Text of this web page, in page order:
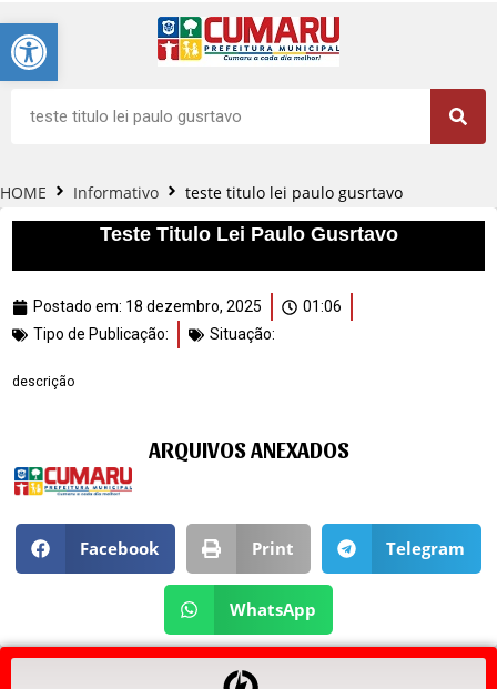
Barra de Ferramentas Aberta
HOME Informativo teste titulo lei paulo gusrtavo
Teste Titulo Lei Paulo Gusrtavo
Postado em: 18 dezembro, 2025
01:06
Tipo de Publicação:
Situação:
descrição
ARQUIVOS ANEXADOS
Facebook Print Telegram
WhatsApp